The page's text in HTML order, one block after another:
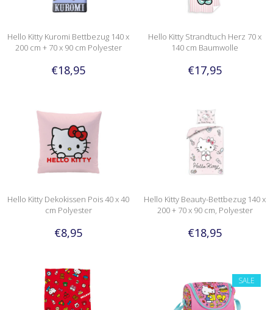
Hello Kitty Kuromi Bettbezug 140 x
200 cm + 70 x 90 cm Polyester
€18,95
Hello Kitty Strandtuch Herz 70 x
140 cm Baumwolle
€17,95
Hello Kitty Dekokissen Pois 40 x 40
cm Polyester
€8,95
Hello Kitty Beauty-Bettbezug 140 x
200 + 70 x 90 cm, Polyester
€18,95
SALE